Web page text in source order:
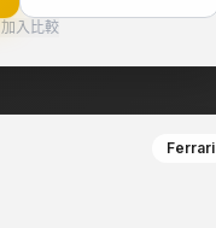
加入比較
Ferrari